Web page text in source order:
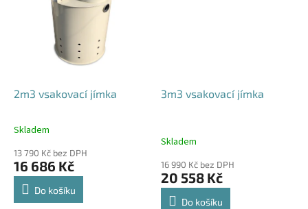
2m3 vsakovací jímka
Průměrné
produktu
je
4,8
Skladem
13 790 Kč bez DPH
16 686 Kč
Do košíku
3m3 vsakovací jímka
Skladem
16 990 Kč bez DPH
20 558 Kč
Do košíku